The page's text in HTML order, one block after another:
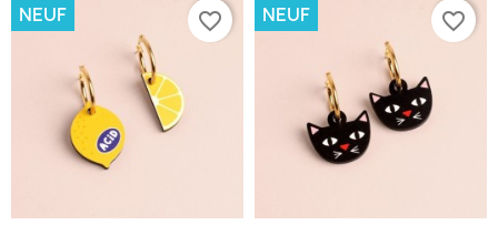
NEUF favorite_border NEUF favorite_border